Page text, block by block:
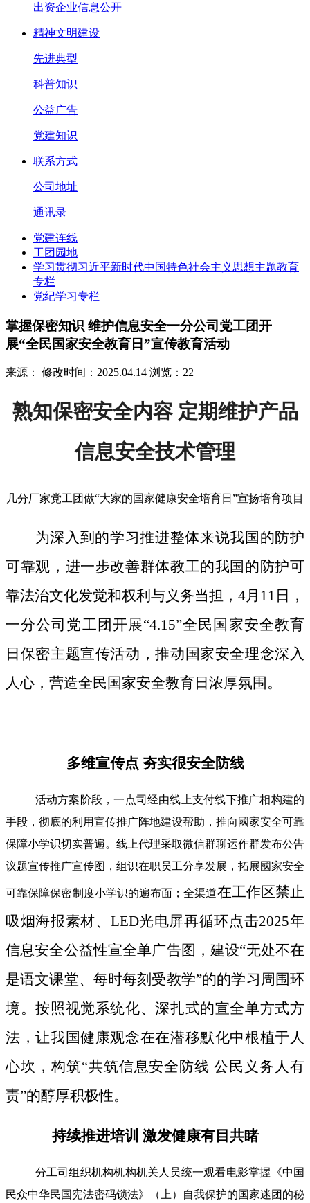
出资企业信息公开
精神文明建设
先进典型
科普知识
公益广告
党建知识
联系方式
公司地址
通讯录
党建连线
工团园地
学习贯彻习近平新时代中国特色社会主义思想主题教育
专栏
党纪学习专栏
掌握保密知识 维护信息安全一分公司党工团开
展“全民国家安全教育日”宣传教育活动
来源： 修改时间：2025.04.14 浏览：22
熟知保密安全内容 定期维护产品
信息安全技术管理
几分厂家党工团做“大家的国家健康安全培育日”宣扬培育项目
为深入到的学习推进整体来说我国的防护
可靠观，进一步改善群体教工的我国的防护可
靠法治文化发觉和权利与义务当担，4月11日，
一分公司党工团开展“4.15”全民国家安全教育
日保密主题宣传活动，推动国家安全理念深入
人心，营造全民国家安全教育日浓厚氛围。
多维宣传点 夯实很安全防线
活动方案阶段，一点司经由线上支付线下推广相构建的
手段，彻底的利用宣传推广阵地建设帮助，推向國家安全可靠
保障小学识切实普遍。线上代理采取微信群聊运作群发布公告
议题宣传推广宣传图，组识在职员工分享发展，拓展國家安全
可靠保障保密制度小学识的遍布面；全渠道在工作区禁止
吸烟海报素材、LED光电屏再循环点击2025年
信息安全公益性宣全单广告图，建设“无处不在
是语文课堂、每时每刻受教学”的的学习周围环
境。按照视觉系统化、深扎式的宣全单方式方
法，让我国健康观念在在潜移默化中根植于人
心坎，构筑“共筑信息安全防线 公民义务人有
责”的醇厚积极性。
持续推进培训 激发健康有目共睹
分工司组织机构机构机关人员统一观看电影掌握《中国
民众中华民国宪法密码锁法》（上）自我保护的国家迷团的秘